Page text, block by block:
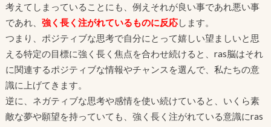
考えてしまっていることにも、例えそれが良い事であれ悪い事
であれ、 強く長く注がれているものに反応します。
つまり、ポジティブな思考で自分にとって嬉しい望ましいと思
える特定の目標に強く長く焦点を合わせ続けると、ras脳はそれ
に関連するポジティブな情報やチャンスを選んで、私たちの意
識に上げてきます。
逆に、ネガティブな思考や感情を使い続けていると、いくら素
敵な夢や願望を持っていても、強く長く注がれている意識にras